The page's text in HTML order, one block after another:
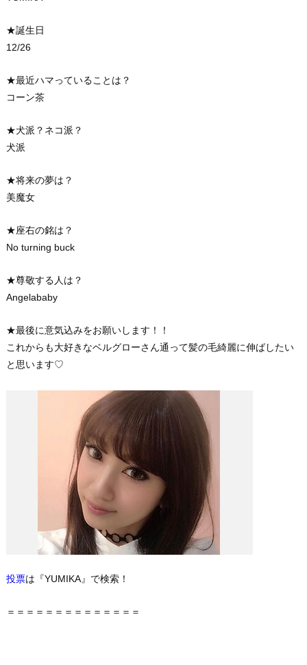
★誕生日
12/26
★最近ハマっていることは？
コーン茶
★犬派？ネコ派？
犬派
★将来の夢は？
美魔女
★座右の銘は？
No turning buck
★尊敬する人は？
Angelababy
★最後に意気込みをお願いします！！
これからも大好きなベルグローさん通って髪の毛綺麗に伸ばしたい
と思います♡
投票は『YUMIKA』で検索！
＝＝＝＝＝＝＝＝＝＝＝＝＝＝